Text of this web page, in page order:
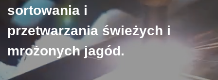
sortowania i
przetwarzania świeżych i
mrożonych jagód.